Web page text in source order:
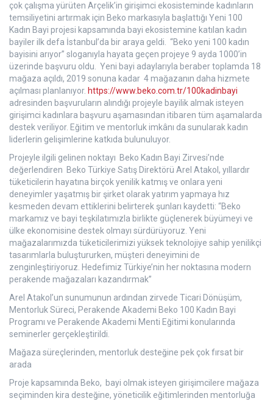
çok çalışma yürüten Arçelik’in girişimci ekosisteminde kadınların
temsiliyetini artırmak için Beko markasıyla başlattığı Yeni 100
Kadın Bayi projesi kapsamında bayi ekosistemine katılan kadın
bayiler ilk defa İstanbul’da bir araya geldi. “Beko yeni 100 kadın
bayisini arıyor” sloganıyla hayata geçen projeye 9 ayda 1000’in
üzerinde başvuru oldu. Yeni bayi adaylarıyla beraber toplamda 18
mağaza açıldı, 2019 sonuna kadar 4 mağazanın daha hizmete
açılması planlanıyor. https://www.beko.com.tr/100kadinbayi
adresinden başvuruların alındığı projeyle bayilik almak isteyen
girişimci kadınlara başvuru aşamasından itibaren tüm aşamalarda
destek veriliyor. Eğitim ve mentorluk imkânı da sunularak kadın
liderlerin gelişimlerine katkıda bulunuluyor.
Projeyle ilgili gelinen noktayı Beko Kadın Bayi Zirvesi’nde
değerlendiren Beko Türkiye Satış Direktörü Arel Atakol, yıllardır
tüketicilerin hayatına birçok yenilik katmış ve onlara yeni
deneyimler yaşatmış bir şirket olarak yatırım yapmaya hız
kesmeden devam ettiklerini belirterek şunları kaydetti: “Beko
markamız ve bayi teşkilatımızla birlikte güçlenerek büyümeyi ve
ülke ekonomisine destek olmayı sürdürüyoruz. Yeni
mağazalarımızda tüketicilerimizi yüksek teknolojiye sahip yenilikçi
tasarımlarla buluştururken, müşteri deneyimini de
zenginleştiriyoruz. Hedefimiz Türkiye’nin her noktasına modern
perakende mağazaları kazandırmak”
Arel Atakol’un sunumunun ardından zirvede Ticari Dönüşüm,
Mentorluk Süreci, Perakende Akademi Beko 100 Kadın Bayi
Programı ve Perakende Akademi Menti Eğitimi konularında
seminerler gerçekleştirildi.
Mağaza süreçlerinden, mentorluk desteğine pek çok fırsat bir
arada
Proje kapsamında Beko, bayi olmak isteyen girişimcilere mağaza
seçiminden kira desteğine, yöneticilik eğitimlerinden mentorluğa